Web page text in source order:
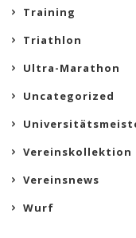
Training
Triathlon
Ultra-Marathon
Uncategorized
Vereinskollektion
Vereinsnews
Wurf